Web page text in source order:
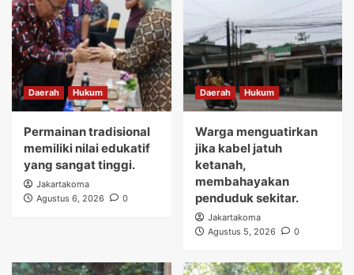
Daerah Hukum
Permainan tradisional
memiliki nilai edukatif
yang sangat tinggi.
Jakartakoma
Agustus 6, 2026
0
Daerah Hukum
Warga menguatirkan
jika kabel jatuh
ketanah,
membahayakan
penduduk sekitar.
Jakartakoma
Agustus 5, 2026
0